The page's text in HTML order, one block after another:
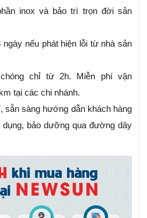
inox và bảo trì trọn đời sản
ngày nếu phát hiện lỗi từ nhà sản
chỉ từ 2h. Miễn phí vận
tại các chi nhánh.
sẵn sàng hướng dẫn khách hàng
bảo dưỡng qua đường dây